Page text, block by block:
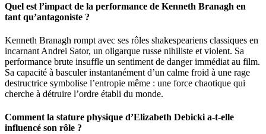
Quel est l’impact de la performance de Kenneth Branagh en
tant qu’antagoniste ?
Kenneth Branagh rompt avec ses rôles shakespeariens classiques en
incarnant Andrei Sator, un oligarque russe nihiliste et violent. Sa
performance brute insuffle un sentiment de danger immédiat au film.
Sa capacité à basculer instantanément d’un calme froid à une rage
destructrice symbolise l’entropie même : une force chaotique qui
cherche à détruire l’ordre établi du monde.
Comment la stature physique d’Elizabeth Debicki a-t-elle
influencé son rôle ?